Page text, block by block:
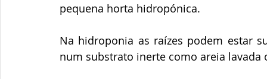
pequena horta hidropónica.
Na hidroponia as raízes podem estar
num substrato inerte como areia lavada